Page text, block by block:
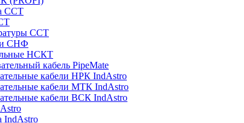
ССТ
ССТ
СНФ
НСКТ
кабель PipeMate
кабели НРК IndAstro
кабели МТК IndAstro
кабели ВСК IndAstro
IndAstro